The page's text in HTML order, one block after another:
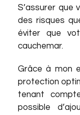
S’assurer que
des risques
éviter que
cauchemar.
Grâce à mon
protection
tenant
possible